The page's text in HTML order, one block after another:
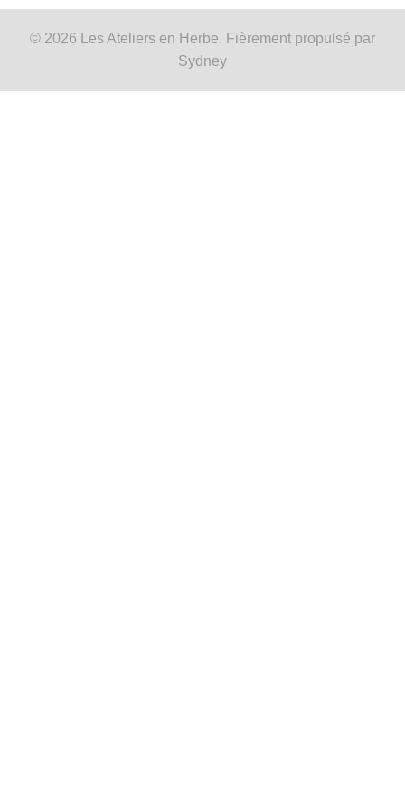
© 2026 Les Ateliers en Herbe. Fièrement propulsé par
Sydney